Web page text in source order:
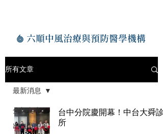
六順中風治療與預防醫學機構
所有文章
全部文章
出血型中風
最新消息
台中分院慶開幕！中台大舜診
所